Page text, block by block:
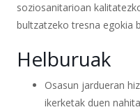
soziosanitarioan
bultzatzeko tresna egokia
Helburuak
Osasun jardueran
ikerketak duen